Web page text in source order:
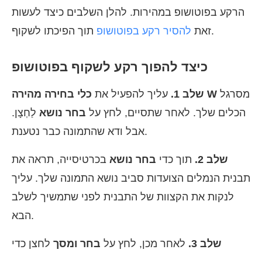
הרקע בפוטושופ במהירות. להלן השלבים כיצד לעשות
זאת להסיר רקע בפוטושופ תוך הפיכתו לשקוף.
כיצד להפוך רקע לשקוף בפוטושופ
שלב 1. עליך להפעיל את כלי בחירה מהירה W
הכלים שלך. לאחר שתסיים, לחץ על בחר נושא לַחְצָן.
אבל ודא שהתמונה כבר נטענת.
שלב 2. תוך כדי בחר נושא בכרטיסייה, תראה את
תבנית הנמלים הצועדות סביב נושא התמונה שלך. עליך
לנקות את הקצוות של התבנית לפני שתמשיך לשלב
הבא.
שלב 3. לאחר מכן, לחץ על בחר ומסך לחצן כדי